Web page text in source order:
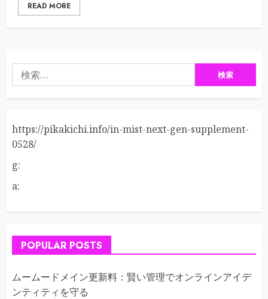
READ MORE
索:
https://pikakichi.info/in-mist-next-gen-supplement-
0528/
g:
a:
POPULAR POSTS
ムームードメイン更新料：賢い管理でオンラインアイデ
ンティティを守る